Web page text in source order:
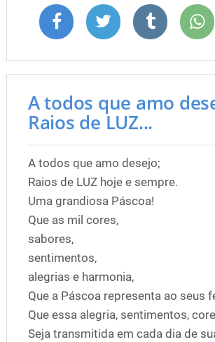
A todos que amo
Raios de LUZ...
A todos que amo desejo;
Raios de LUZ hoje e sempre.
Uma grandiosa Páscoa!
Que as mil cores,
sabores,
sentimentos,
alegrias e harmonia,
Que a Páscoa representa ao seus
Que essa alegria, sentimentos,
Seja transmitida em cada dia de